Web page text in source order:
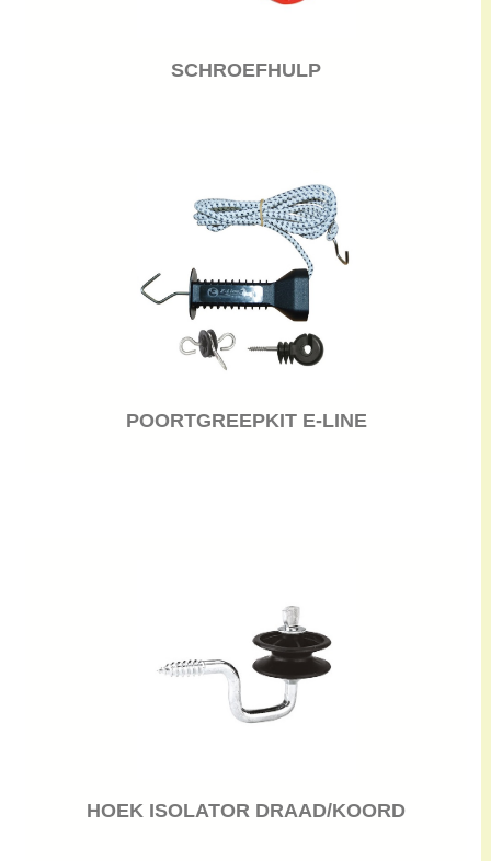
SCHROEFHULP
POORTGREEPKIT E-LINE
HOEK ISOLATOR DRAAD/KOORD